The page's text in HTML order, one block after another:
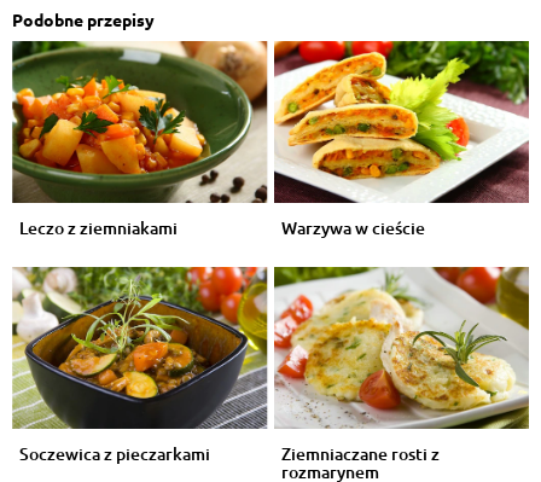
Podobne przepisy
Leczo z ziemniakami Warzywa w cieście
Soczewica z pieczarkami Ziemniaczane rosti z
rozmarynem